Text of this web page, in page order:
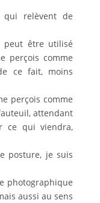
relèvent de
peut être utilisé
perçois comme
ce fait, moins
perçois comme
attendant
ce qui viendra,
posture, je suis
photographique
aussi au sens